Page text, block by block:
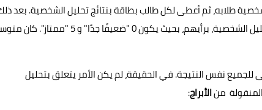
طلابه، ثم أعطى لكل طالب بطاقة بنتائج تحليل الشخصية. بعد
طلب من الطلاب أن يقيموا من 0 إلى 5 الدقة التي يصورهم بها تحليل الشخصية، برأيهم، بحيث يكون 0 "ضعيفًا جدًا"
نفس النتيجة. في الحقيقة، لم يكن الأمر يتعلق بتحليل
منالأبراج: